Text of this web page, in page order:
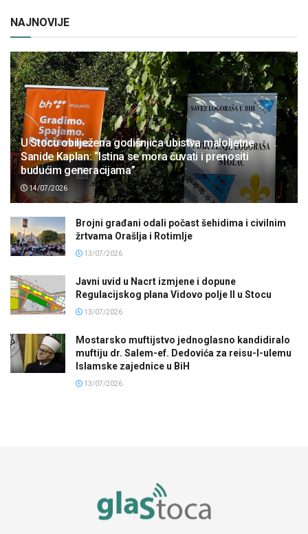
NAJNOVIJE
U Stocu obilježena godišnjica ubistva maloljetne
Sanide Kaplan: “Istina se mora čuvati i prenositi
budućim generacijama”
14/07/2026
Brojni građani odali počast šehidima i civilnim
žrtvama Orašlja i Rotimlje
13/07/2026
Javni uvid u Nacrt izmjene i dopune
Regulacijskog plana Vidovo polje II u Stocu
13/07/2026
Mostarsko muftijstvo jednoglasno kandidiralo
muftiju dr. Salem-ef. Dedovića za reisu-l-ulemu
Islamske zajednice u BiH
13/07/2026